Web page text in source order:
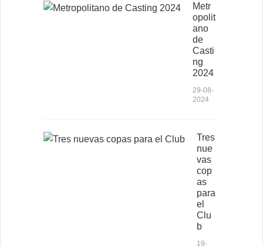
Metr
opolit
ano
de
Casti
ng
2024
29-08-
2024
Tres
nue
vas
cop
as
para
el
Clu
b
19-